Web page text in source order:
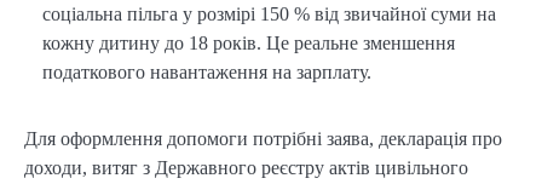
соціальна пільга у розмірі 150 % від звичайної суми на
кожну дитину до 18 років. Це реальне зменшення
податкового навантаження на зарплату.
Для оформлення допомоги потрібні заява, декларація про
доходи, витяг з Державного реєстру актів цивільного